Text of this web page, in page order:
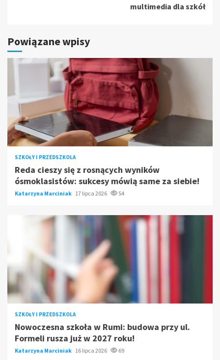
multimedia dla szkół
Powiązane wpisy
SZKOŁY I PRZEDSZKOLA
Reda cieszy się z rosnących wyników
ósmoklasistów: sukcesy mówią same za siebie!
Katarzyna Marciniak 17 lipca 2026 54
SZKOŁY I PRZEDSZKOLA
Nowoczesna szkoła w Rumi: budowa przy ul.
Formeli rusza już w 2027 roku!
Katarzyna Marciniak 16 lipca 2026 69